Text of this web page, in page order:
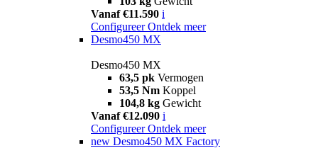
Vanaf €11.590 i
Configureer Ontdek meer
Desmo450 MX
Desmo450 MX
63,5 pk Vermogen
53,5 Nm Koppel
104,8 kg Gewicht
Vanaf €12.090 i
Configureer Ontdek meer
new Desmo450 MX Factory